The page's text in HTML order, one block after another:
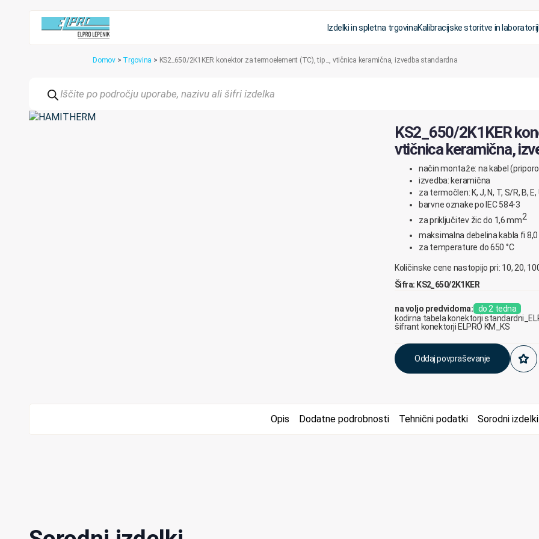
Izdelki in spletna trgovinaKalibracijske storitve in laboratorij
Domov > Trgovina > KS2_650/2K1KER konektor za termoelement (TC), tip _, vtičnica keramična, izvedba standardna
search
KS2_650/2K1KER
vtičnica keramična,
način montaže: na kabel
izvedba: keramična
za termočlen: K, J, N, T, S/R, B, E,
barvne oznake po IEC 584-3
za priključitev žic do 1,6 mm2
maksimalna debelina kabla fi
za temperature do 650 °C
Količinske cene nastopijo pri: 10, 20,
Šifra: KS2_650/2K1KER
na voljo predvidoma: do 2 tedna
kodirna tabela konektorji
šifrant konektorji ELPRO KM_KS
Oddaj povpraševanje
Opis Dodatne podrobnosti Tehnični podatki Sorodni izdelki